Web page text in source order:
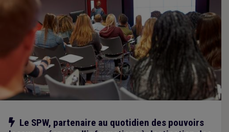
Notre action
Le SPW, partenaire au quotidien des pouvoirs